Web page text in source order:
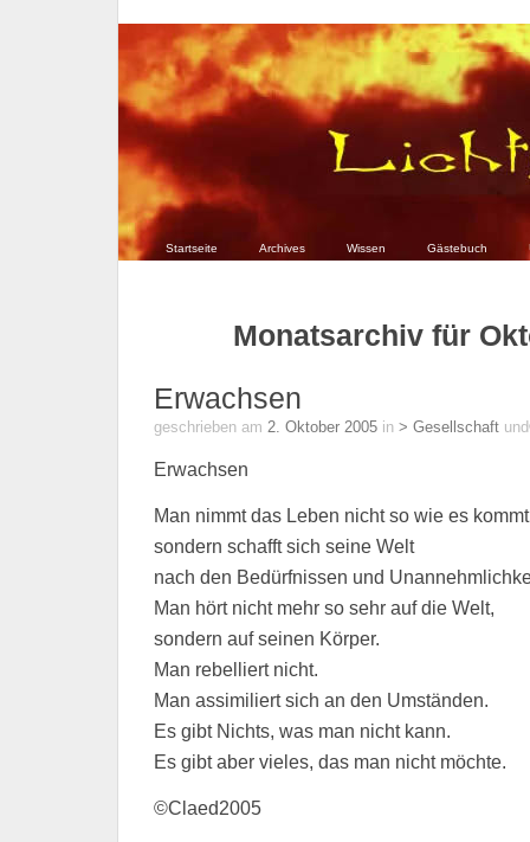
Startseite Archives Wissen Gästebuch
Monatsarchiv für
Erwachsen
geschrieben am 2. Oktober 2005 in > Gesellschaft und
Erwachsen
Man nimmt das Leben nicht so wie es
sondern schafft sich seine Welt
nach den Bedürfnissen und
Man hört nicht mehr so sehr auf die Welt,
sondern auf seinen Körper.
Man rebelliert nicht.
Man assimiliert sich an den Umständen.
Es gibt Nichts, was man nicht kann.
Es gibt aber vieles, das man nicht möchte.
©Claed2005